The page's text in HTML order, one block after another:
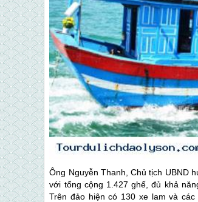
Ông Nguyễn Thanh, Chủ tịch UBND
với tổng cộng 1.427 ghế, đủ khả
Trên đảo hiện có 130 xe lam và